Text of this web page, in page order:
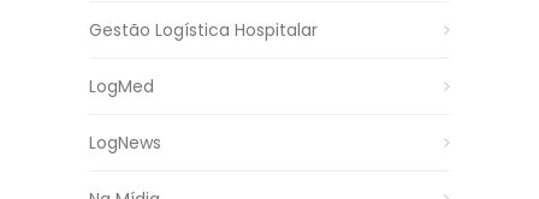
Gestão Logística Hospitalar
LogMed
LogNews